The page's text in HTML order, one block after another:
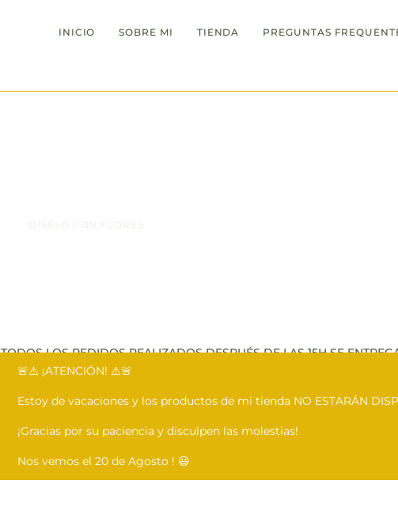
INICIO SOBRE MI TIENDA PREGUNTAS
TODOS LOS PEDIDOS REALIZADOS DESPUÉS DE LAS 15H SE
🚨⚠️ ¡ATENCIÓN! ⚠️🚨
Estoy de vacaciones y los productos de mi tienda NO ESTARÁN
¡Gracias por su paciencia y disculpen las molestias!
Nos vemos el 20 de Agosto ! 😃